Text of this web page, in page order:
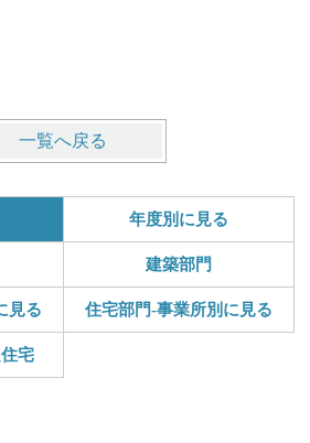
一覧へ戻る
年度別に見る
建築部門
見る 住宅部門-事業所別に見る
宅